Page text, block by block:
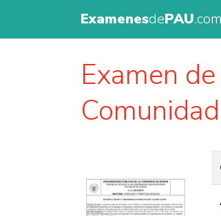
ExamenesdePAU.com
Examen de